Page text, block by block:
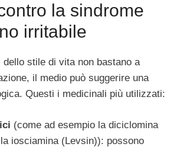
la sindrome
irritabile
dello stile di vita non bastano a
il medio può suggerire una
Questi i medicinali più utilizzati:
(come ad esempio la diciclomina
iosciamina (Levsin)): possono